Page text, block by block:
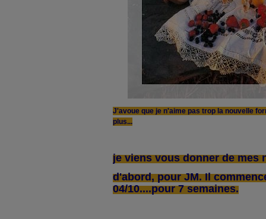
J'avoue que je n'aime pas trop la nouvelle
plus...
je viens vous donner de mes
d'abord, pour JM. Il
04/10....pour 7 semaines.